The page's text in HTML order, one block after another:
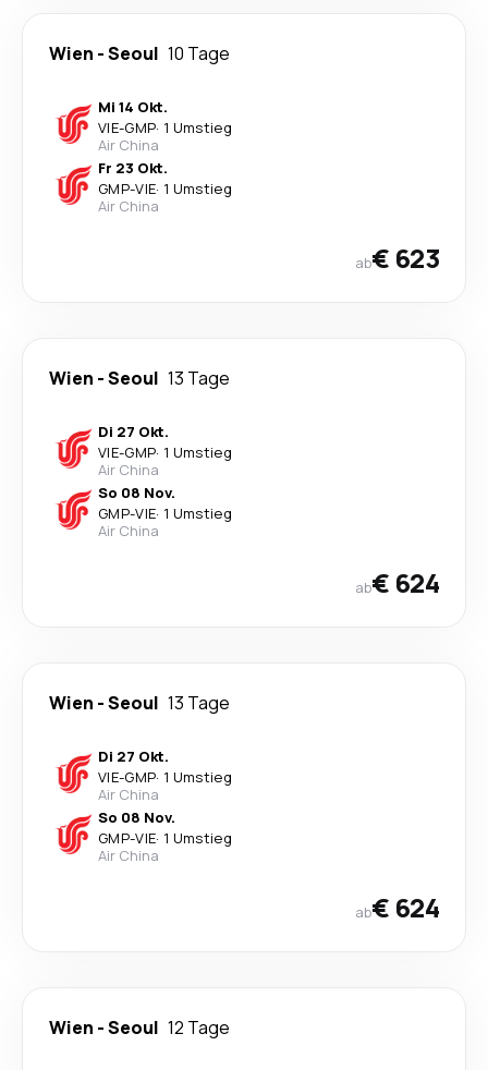
Wien -Seoul 10 Tage
Mi 14 Okt.
VIE-GMP· 1 Umstieg
Air China
Fr 23 Okt.
GMP-VIE· 1 Umstieg
Air China
ab€ 623
Wien -Seoul 13 Tage
Di 27 Okt.
VIE-GMP· 1 Umstieg
Air China
So 08 Nov.
GMP-VIE· 1 Umstieg
Air China
ab€ 624
Wien -Seoul 13 Tage
Di 27 Okt.
VIE-GMP· 1 Umstieg
Air China
So 08 Nov.
GMP-VIE· 1 Umstieg
Air China
ab€ 624
Wien -Seoul 12 Tage